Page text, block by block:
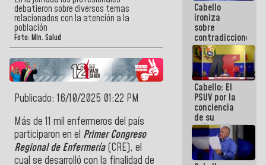
debatieron sobre diversos temas
relacionados con la atención a la
población
Foto: Min. Salud
Publicado: 16/10/2025 01:22 PM
Más de 11 mil enfermeros del país
participaron en el Primer Congreso
Regional de Enfermería(CRE), el
cual se desarrolló con la finalidad de
sabemos si
la semana
que viene
hay
programa
Cabello
ironiza
sobre
contradicciones
y mentiras
de María
Machado:
¡Créanle!
Cabello: El
PSUV por la
conciencia
de su
militancia
es la
organización
política más